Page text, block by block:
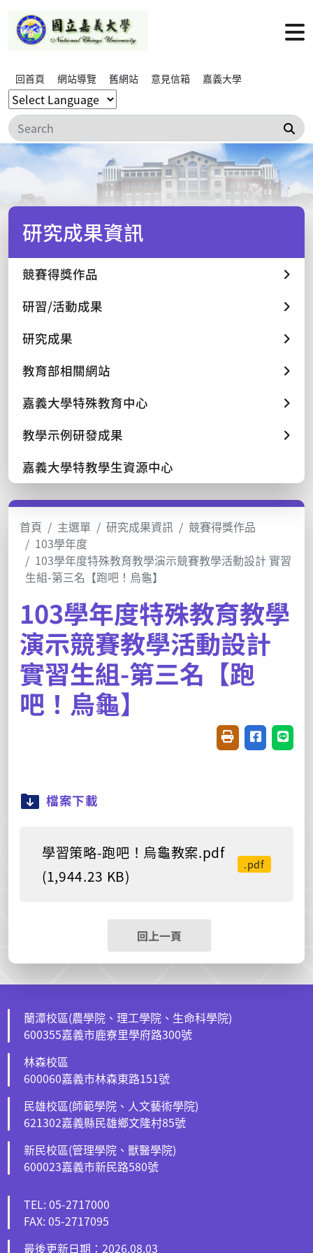
回首頁 網站導覽 舊網站 意見信箱 嘉義大學
搜
研究成果資訊
競賽得獎作品
研習/活動成果
研究成果
教育部相關網站
嘉義大學特殊教育中心
教學示例研發成果
嘉義大學特教學生資源中心
首頁 主選單 研究成果資訊
競賽得獎作品
103學年度
103學年度特殊教育教學演示競賽教學活動設計 實習
生組-第三名【跑吧！烏龜】
103學年度特殊教育教學
演示競賽教學活動設計
實習生組-第三名【跑
吧！烏龜】
友善列印(開新視
分享至臉書
分享
檔案下載
學習策略-跑吧！烏龜教案.pdf
(1,944.23 KB)
.pdf
回上一頁
蘭潭校區(農學院、理工學院、生命科學院)
600355嘉義市鹿寮里學府路300號
林森校區
600060嘉義市林森東路151號
民雄校區(師範學院、人文藝術學院)
621302嘉義縣民雄鄉文隆村85號
新民校區(管理學院、獸醫學院)
600023嘉義市新民路580號
TEL: 05-2717000
FAX: 05-2717095
最後更新日期：2026.08.03